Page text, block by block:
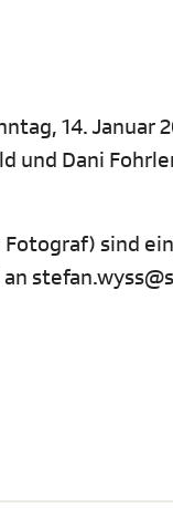
14. Januar
und Dani
sind